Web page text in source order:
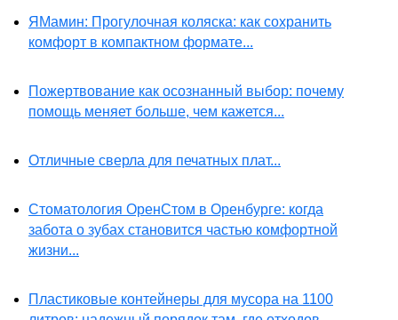
ЯМамин: Прогулочная коляска: как сохранить
комфорт в компактном формате...
Пожертвование как осознанный выбор: почему
помощь меняет больше, чем кажется...
Отличные сверла для печатных плат...
Стоматология ОренСтом в Оренбурге: когда
забота о зубах становится частью комфортной
жизни...
Пластиковые контейнеры для мусора на 1100